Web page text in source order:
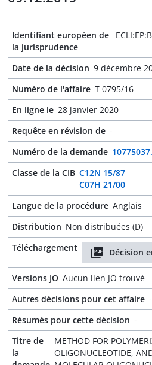
Identifiant européen de
la jurisprudence
Date de la décision 9 décembre
Numéro de l'affaire T 0795/16
En ligne le 28 janvier 2020
Requête en révision de -
Numéro de la demande
Classe de la CIB C12N 15/87
C07H 21/00
Langue de la procédure Anglais
Distribution Non distribuées (D)
Téléchargement
Décision
Versions JO Aucun lien JO trouvé
Autres décisions pour cet affaire -
Résumés pour cette décision -
Titre de
la
METHOD FOR
OLIGONUCLEOTIDE,